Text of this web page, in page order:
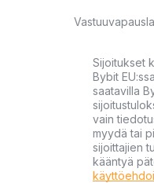
Sijoitukset
Bybit
saatavilla
vain
myydä tai
sijoittajien
kääntyä